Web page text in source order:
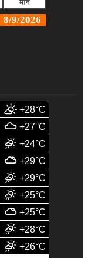
+28°C
+27°C
+24°C
+29°C
+29°C
+25°C
+25°C
+28°C
+26°C